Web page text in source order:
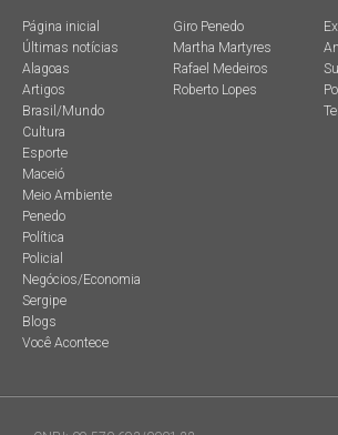
Página inicial
Últimas notícias
Alagoas
Artigos
Brasil/Mundo
Cultura
Esporte
Maceió
Meio Ambiente
Penedo
Política
Policial
Negócios/Economia
Sergipe
Blogs
Você Acontece
Giro Penedo
Martha Martyres
Rafael Medeiros
Roberto Lopes